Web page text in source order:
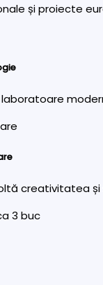
și proiecte
creativitatea și